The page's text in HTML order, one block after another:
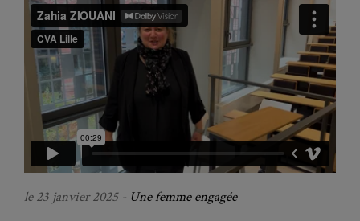
le 23 janvier 2025 - Une femme engagée